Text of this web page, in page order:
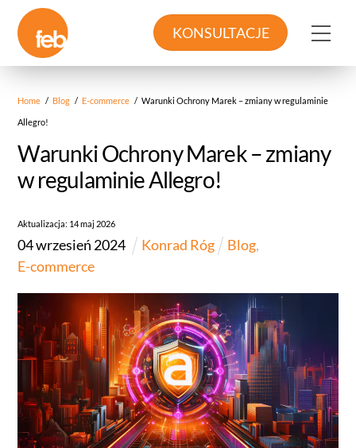
content
KONSULTACJE
Home / Blog / E-commerce / Warunki Ochrony Marek – zmiany w regulaminie
Allegro!
Warunki Ochrony Marek – zmiany
w regulaminie Allegro!
Aktualizacja: 14maj 2026
04wrzesień 2024 Konrad Róg Blog,
E-commerce